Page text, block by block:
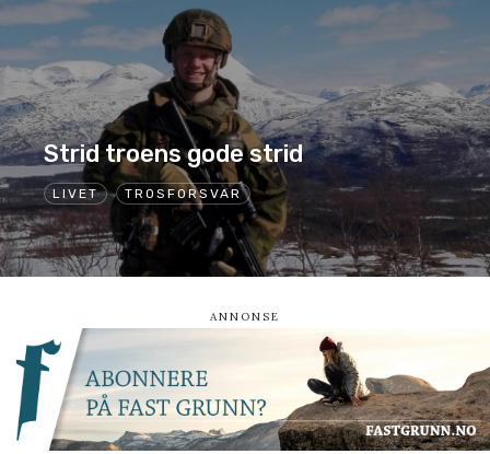
LIVET TROSFORSVAR
Strid troens gode strid